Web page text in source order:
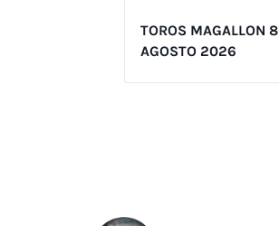
TOROS MAGALLON 8
AGOSTO 2026